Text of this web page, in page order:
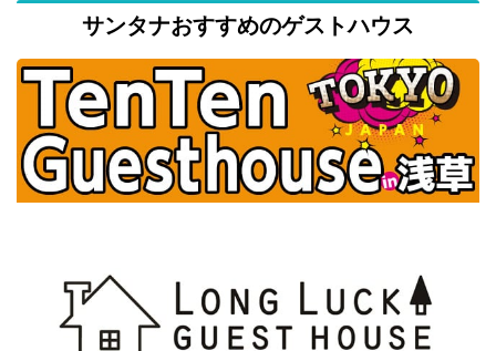
サンタナおすすめのゲストハウス